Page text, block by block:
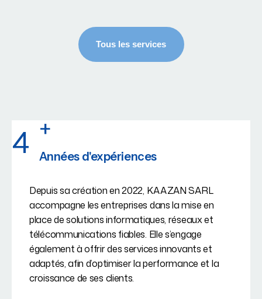
4 +
Années d'expériences
Depuis sa création en 2022, KAAZAN SARL
accompagne les entreprises dans la mise en
place de solutions informatiques, réseaux et
télécommunications fiables. Elle s’engage
également à offrir des services innovants et
adaptés, afin d’optimiser la performance et la
croissance de ses clients.